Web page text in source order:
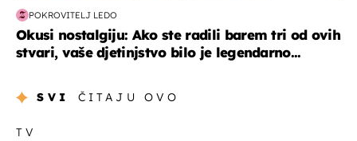
POKROVITELJ LEDO
Okusi nostalgiju: Ako ste radili barem tri od ovih
stvari, vaše djetinjstvo bilo je legendarno...
SVI ČITAJU OVO
TV